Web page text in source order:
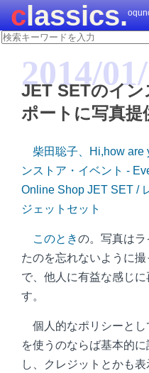
classics.
2014/
JET SETのイ
ポートに写真提
柴田聡子、Hi,how are
ンストア・イベント -
Online Shop JET SET /
ジェットセット
このときの。写真は
たのを忘れないように
で、他人に有益な感じ
す。
個人的なポリシーと
を使うのならば基本的
し、クレジットとかも